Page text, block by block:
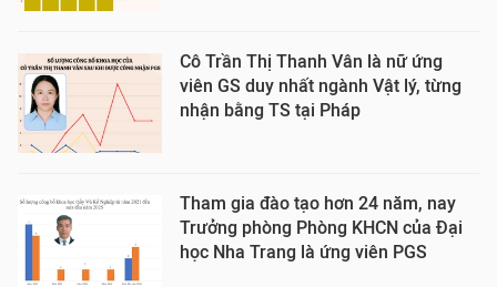
Cô Trần Thị Thanh Vân là nữ ứng
viên GS duy nhất ngành Vật lý, từng
nhận bằng TS tại Pháp
Tham gia đào tạo hơn 24 năm, nay
Trưởng phòng Phòng KHCN của Đại
học Nha Trang là ứng viên PGS